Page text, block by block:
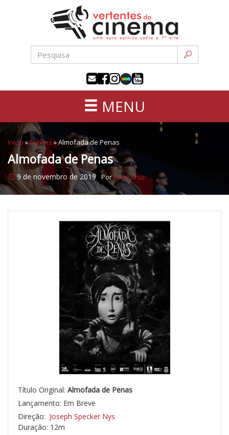
conteúdo
sétima
MENU
Início »Críticas »Almofada de Penas
Almofada de Penas
9 de novembro de 2019 PorJorge Cruz
Título Original: Almofada de Penas
Lançamento: Em Breve
Direção: Joseph Specker Nys
Duração: 12m